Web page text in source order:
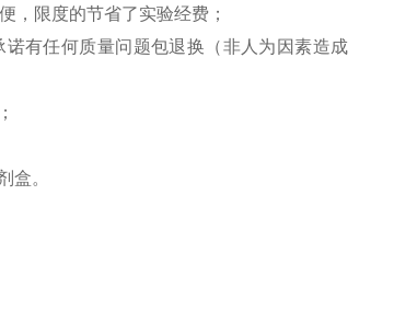
，限度的节省了实验经费；
有任何质量问题包退换（非人为因素造成
盒。